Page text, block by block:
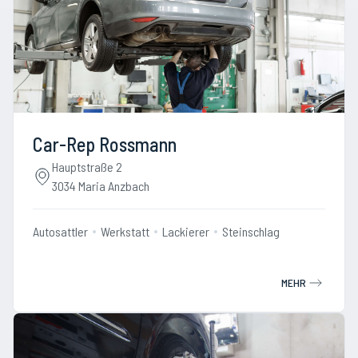
Car-Rep Rossmann
Hauptstraße 2
3034 Maria Anzbach
Autosattler Werkstatt Lackierer Steinschlag
MEHR